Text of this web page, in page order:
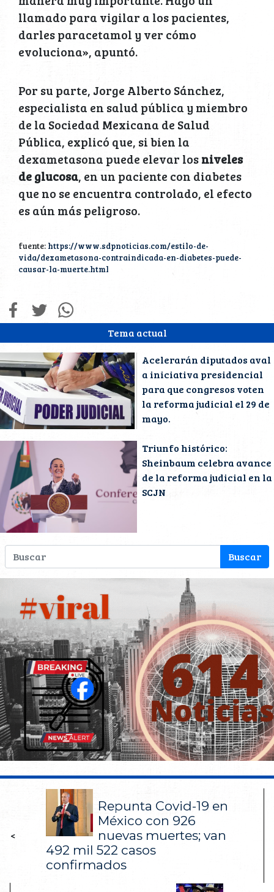
Tema actual
Acelerarán diputados aval
a iniciativa presidencial
para que congresos voten
la reforma judicial el 29 de
mayo.
Triunfo histórico:
Sheinbaum celebra avance
de la reforma judicial en la
SCJN
llamado para vigilar a los pacientes,
darles paracetamol y ver cómo
evoluciona», apuntó.
Por su parte, Jorge Alberto Sánchez,
especialista en salud pública y miembro
de la Sociedad Mexicana de Salud
Pública, explicó que, si bien la
dexametasona puede elevar losniveles
de glucosa, en un paciente con diabetes
que no se encuentra controlado, el efecto
es aún más peligroso.
fuente: https://www.sdpnoticias.com/estilo-de-
vida/dexametasona-contraindicada-en-diabetes-puede-
causar-la-muerte.html
<
Repunta Covid-19 en
México con 926
nuevas muertes; van
492 mil 522 casos
confirmados